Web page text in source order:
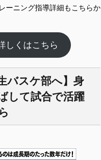
ーニング指導詳細もこちらか
しくはこちら
バスケ部へ】身
して試合で活躍